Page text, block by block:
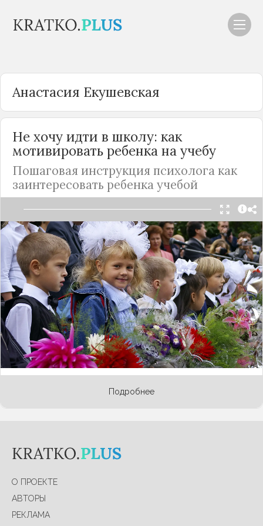
Анастасия Екушевская
Не хочу идти в школу: как
мотивировать ребенка на учебу
Пошаговая инструкция психолога как
заинтересовать ребенка учебой
Есть, конечно, уникумы, которым невтерпеж
засесть за учебники, но большинство детей в
школу не рвутся. А готовиться к 1 сентября уже
пора, в первую очередь морально. Главная
задача родителей - зажечь тягу к знаниям. Как
пробудить интерес к учебе, рассказывает
Анастасия Екушевская, нейропсихолог,
кандидат философских наук, старший научный
сотрудник Института проблем инклюзивного
образования Московского государственного
психолого-педагогического университета.
Подробнее
О ПРОЕКТЕ
АВТОРЫ
РЕКЛАМА